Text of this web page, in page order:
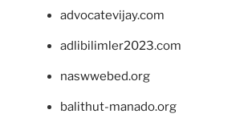
advocatevijay.com
adlibilimler2023.com
naswwebed.org
balithut-manado.org